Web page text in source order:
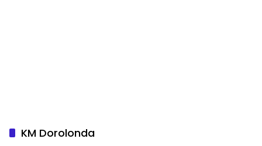
KM Dorolonda